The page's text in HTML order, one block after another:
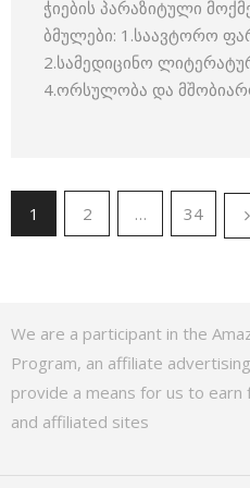
ჭიების პარაზიტული
ბმულები: 1.საავტორო
2.სამედიცინო
4.ორსულობა და
1 2 … 34
We are a participant in the
Program, an affiliate
provide a means for us to earn
and affiliated sites